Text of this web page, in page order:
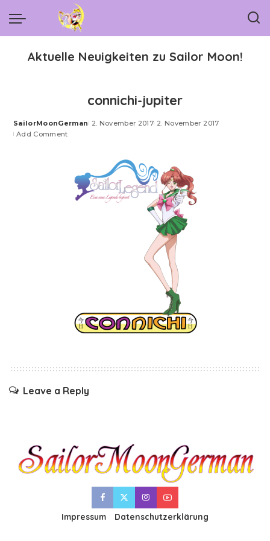
Aktuelle Neuigkeiten zu Sailor Moon!
connichi-jupiter
Posted
by
SailorMoonGerman 2. November 2017 2. November 2017
Add Comment
Leave a Reply
Impressum Datenschutzerklärung